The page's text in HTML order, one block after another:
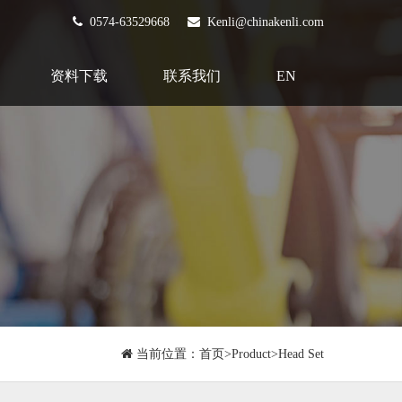
0574-63529668 Kenli@chinakenli.com
资料下载 联系我们 EN
当前位置： 首页>Product>Head Set